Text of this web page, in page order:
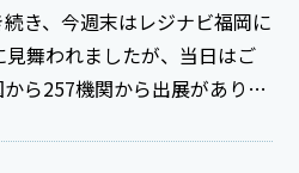
き、今週末はレジナビ福岡に
ら257機関から出展があり、